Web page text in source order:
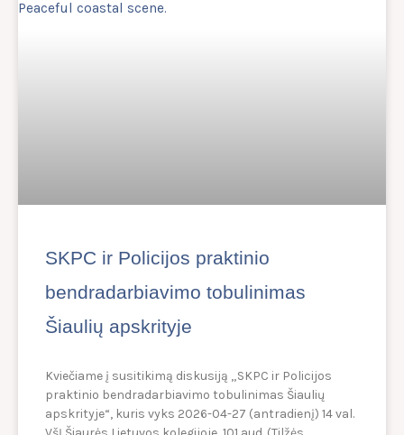
SKPC ir Policijos praktinio
bendradarbiavimo tobulinimas
Šiaulių apskrityje
Kviečiame į susitikimą diskusiją „SKPC ir Policijos
praktinio bendradarbiavimo tobulinimas Šiaulių
apskrityje“, kuris vyks 2026-04-27 (antradienį) 14 val.